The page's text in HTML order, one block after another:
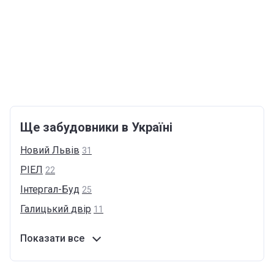
Ще забудовники в Україні
Новий Львів 31
РІЕЛ 22
Інтергал-Буд 25
Галицький двір 11
Показати все